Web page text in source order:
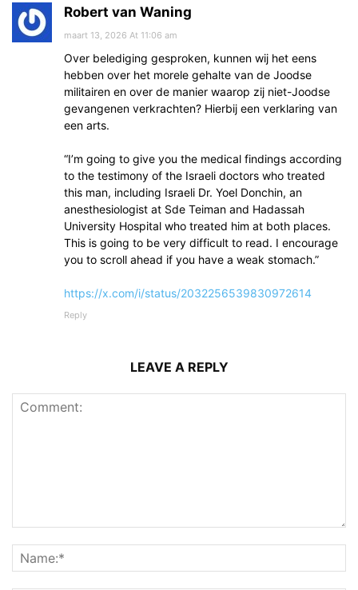
Robert van Waning
maart 13, 2026 At 11:06 am
Over belediging gesproken, kunnen wij het eens
hebben over het morele gehalte van de Joodse
militairen en over de manier waarop zij niet-Joodse
gevangenen verkrachten? Hierbij een verklaring van
een arts.
“I’m going to give you the medical findings according
to the testimony of the Israeli doctors who treated
this man, including Israeli Dr. Yoel Donchin, an
anesthesiologist at Sde Teiman and Hadassah
University Hospital who treated him at both places.
This is going to be very difficult to read. I encourage
you to scroll ahead if you have a weak stomach.”
https://x.com/i/status/2032256539830972614
Reply
LEAVE A REPLY